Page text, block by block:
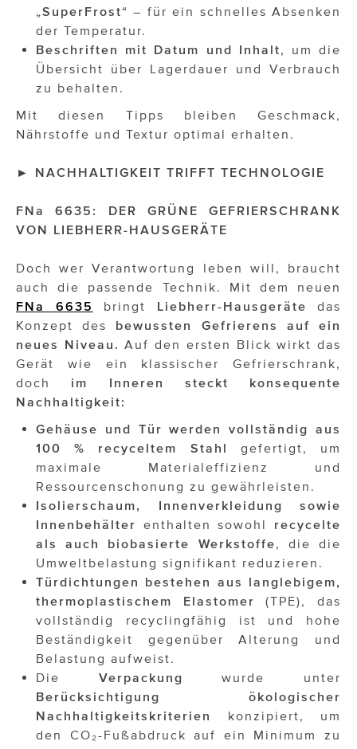
„SuperFrost“ – für ein schnelles Absenken
der Temperatur.
Beschriften mit Datum und Inhalt, um die
Übersicht über Lagerdauer und Verbrauch
zu behalten.
Mit diesen Tipps bleiben Geschmack,
Nährstoffe und Textur optimal erhalten.
► NACHHALTIGKEIT TRIFFT TECHNOLOGIE
FNa 6635: DER GRÜNE GEFRIERSCHRANK
VON LIEBHERR-HAUSGERÄTE
Doch wer Verantwortung leben will, braucht
auch die passende Technik. Mit dem neuen
FNa 6635
bringt Liebherr-Hausgeräte das
Konzept des bewussten Gefrierens auf ein
neues Niveau.Auf den ersten Blick wirkt das
Gerät wie ein klassischer Gefrierschrank,
doch im Inneren steckt konsequente
Nachhaltigkeit:
Gehäuse und Tür werden vollständig aus
100 % recyceltem Stahl
gefertigt, um
maximale Materialeffizienz und
Ressourcenschonung zu gewährleisten.
Isolierschaum, Innenverkleidung sowie
Innenbehälter
enthalten sowohl recycelte
als auch biobasierte Werkstoffe, die die
Umweltbelastung signifikant reduzieren.
Türdichtungen bestehen aus langlebigem,
thermoplastischem Elastomer (TPE), das
vollständig recyclingfähig ist und hohe
Beständigkeit gegenüber Alterung und
Belastung aufweist.
Die
Verpackung wurde unter
Berücksichtigung ökologischer
Nachhaltigkeitskriterien konzipiert, um
den CO₂-Fußabdruck auf ein Minimum zu